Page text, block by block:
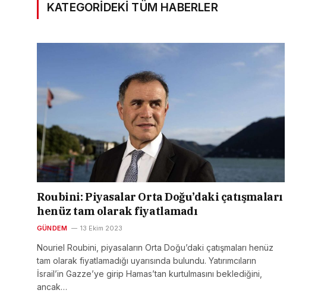
KATEGORIDEKI TÜM HABERLER
Roubini: Piyasalar Orta Doğu’daki çatışmaları
henüz tam olarak fiyatlamadı
GÜNDEM 13 Ekim 2023
Nouriel Roubini, piyasaların Orta Doğu’daki çatışmaları henüz
tam olarak fiyatlamadığı uyarısında bulundu. Yatırımcıların
İsrail’in Gazze’ye girip Hamas’tan kurtulmasını beklediğini,
ancak…